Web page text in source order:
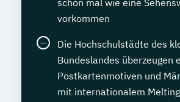
schon mal wie eine
vorkommen
Die Hochschulstädte des
Bundeslandes überzeugen
Postkartenmotiven und
mit internationalem